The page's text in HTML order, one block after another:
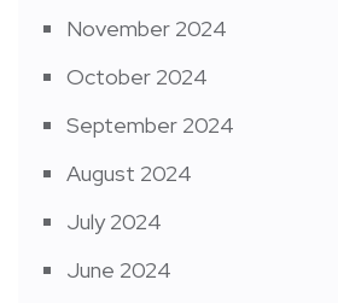
November 2024
October 2024
September 2024
August 2024
July 2024
June 2024